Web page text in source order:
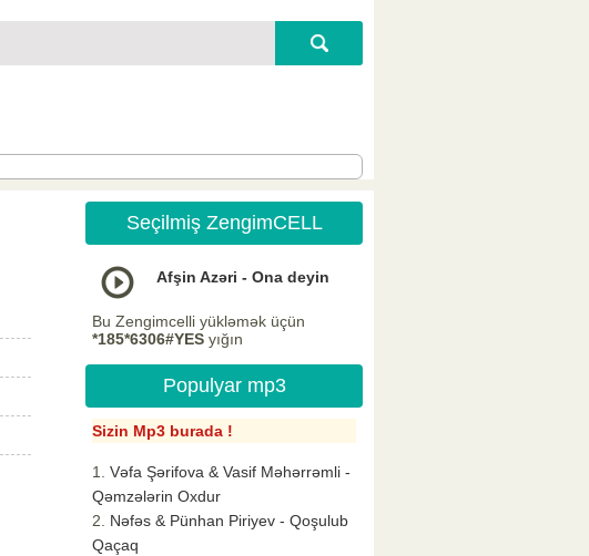
Seçilmiş ZengimCELL
Afşin Azəri - Ona deyin
Bu Zengimcelli yükləmək üçün
*185*6306#YES yığın
Populyar mp3
Sizin Mp3 burada !
Vəfa Şərifova & Vasif Məhərrəmli -
Qəmzələrin Oxdur
Nəfəs & Pünhan Piriyev - Qoşulub
Qaçaq